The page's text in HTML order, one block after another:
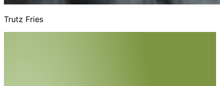
Trutz Fries